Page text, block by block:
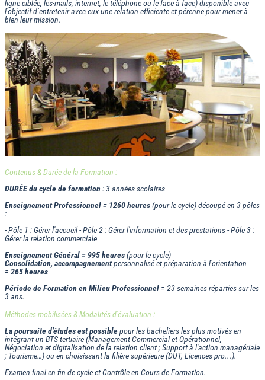
ligne ciblée, les-mails, internet, le téléphone ou le face à face) disponible avec
l’objectif d’entretenir avec eux une relation efficiente et pérenne pour mener à
bien leur mission.
Contenus & Durée de la Formation :
DURÉE du cycle de formation : 3 années scolaires
Enseignement Professionnel = 1260 heures(pour le cycle) découpé en 3 pôles
:
- Pôle 1 : Gérer l'accueil - Pôle 2 : Gérer l'information et des prestations - Pôle 3 :
Gérer la relation commerciale
Enseignement Général = 995 heures(pour le cycle)
Consolidation, accompagnementpersonnalisé et préparation à l’orientation
= 265 heures
Période de Formation en Milieu Professionnel= 23 semaines réparties sur les
3 ans.
Méthodes mobilisées & Modalités d'évaluation :
La poursuite d’études est possiblepour les bacheliers les plus motivés en
intégrant un BTS tertiaire (Management Commercial et Opérationnel,
Négociation et digitalisation de la relation client ; Support à l'action managériale
; Tourisme…) ou en choisissant la filière supérieure (DUT, Licences pro...).
Examen final en fin de cycle et Contrôle en Cours de Formation.